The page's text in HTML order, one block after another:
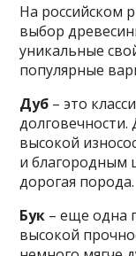
На российском
выбор
уникальные
популярные
Дуб – это
долговечности.
высокой
и благородным
дорогая порода.
Бук – еще одна
высокой